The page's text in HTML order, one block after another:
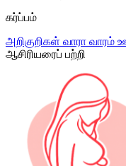
கர்ப்பம்
அறிகுறிகள் வாரா வாரம்
ஆசிரியரைப் பற்றி